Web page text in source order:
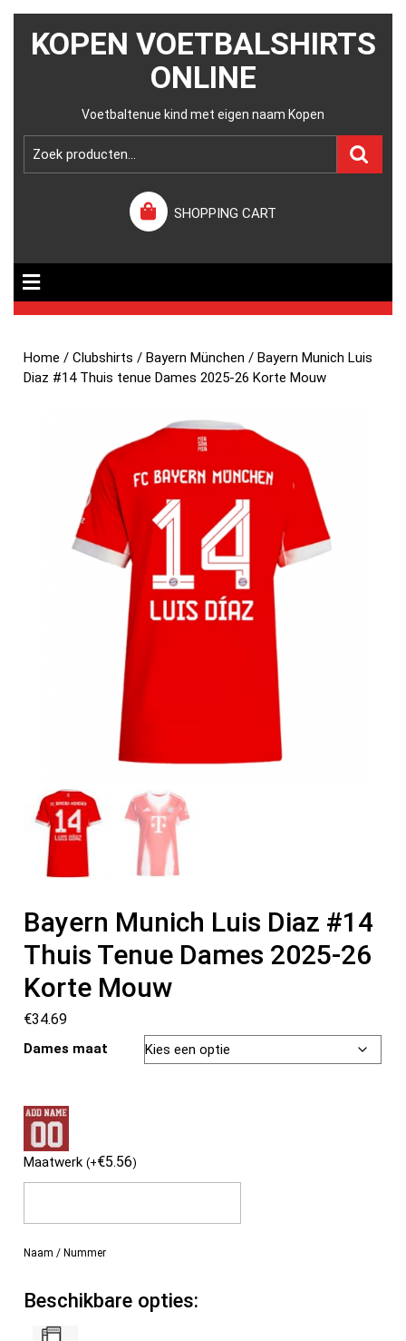
KOPEN VOETBALSHIRTS
ONLINE
Voetbaltenue kind met eigen naam Kopen
SHOPPING CART
Home /Clubshirts /Bayern München / Bayern Munich Luis
Diaz #14 Thuis tenue Dames 2025-26 Korte Mouw
Bayern Munich Luis Diaz #14
Thuis Tenue Dames 2025-26
Korte Mouw
€34.69
Dames maat
Maatwerk(+€5.56)
Naam / Nummer
Beschikbare opties: